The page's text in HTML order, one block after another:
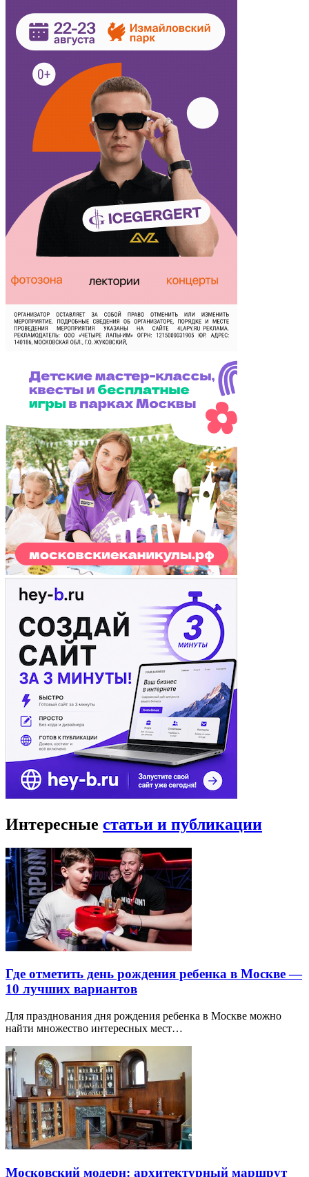
Интересные статьи и публикации
Где отметить день рождения ребенка в Москве —
10 лучших вариантов
Для празднования дня рождения ребенка в Москве можно
найти множество интересных мест…
Московский модерн: архитектурный маршрут